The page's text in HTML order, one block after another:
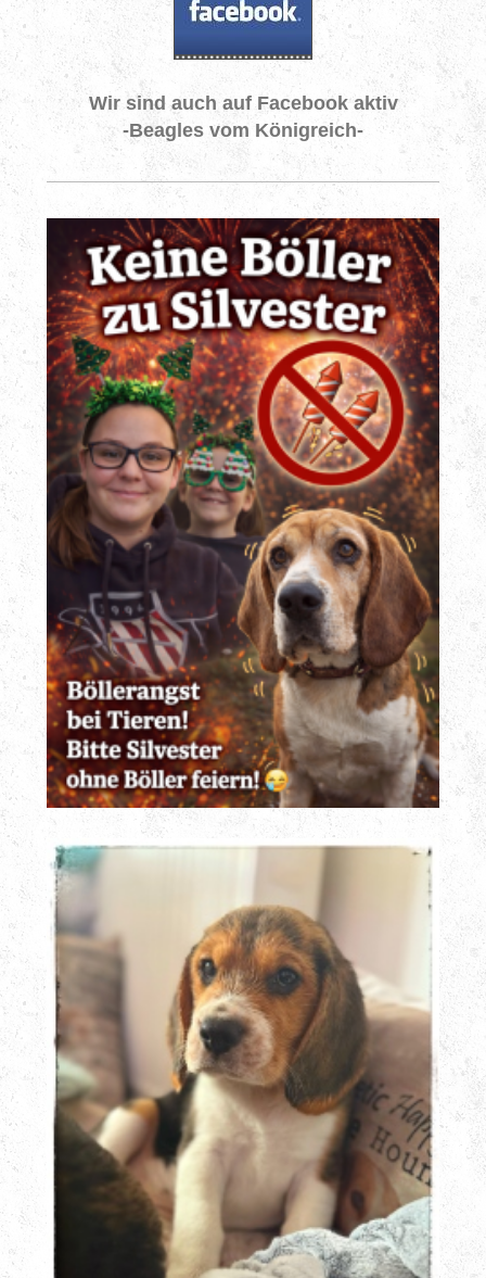
Wir sind auch auf Facebook aktiv
-Beagles vom Königreich-